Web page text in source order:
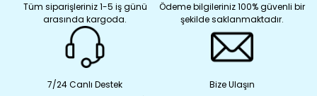
Tüm siparişleriniz 1-5 iş günü
arasında kargoda.
Ödeme bilgileriniz 100% güvenli bir
şekilde saklanmaktadır.
7/24 Canlı Destek
Bize Ulaşın